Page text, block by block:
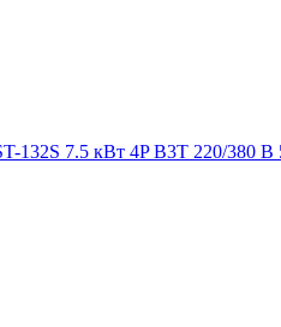
132S 7.5 кВт 4P B3T 220/380 В